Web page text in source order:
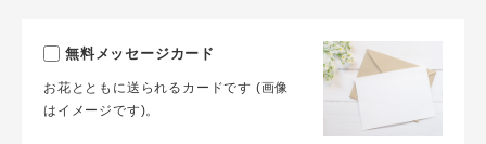
無料メッセージカード
お花とともに送られるカードです (画像
はイメージです)。